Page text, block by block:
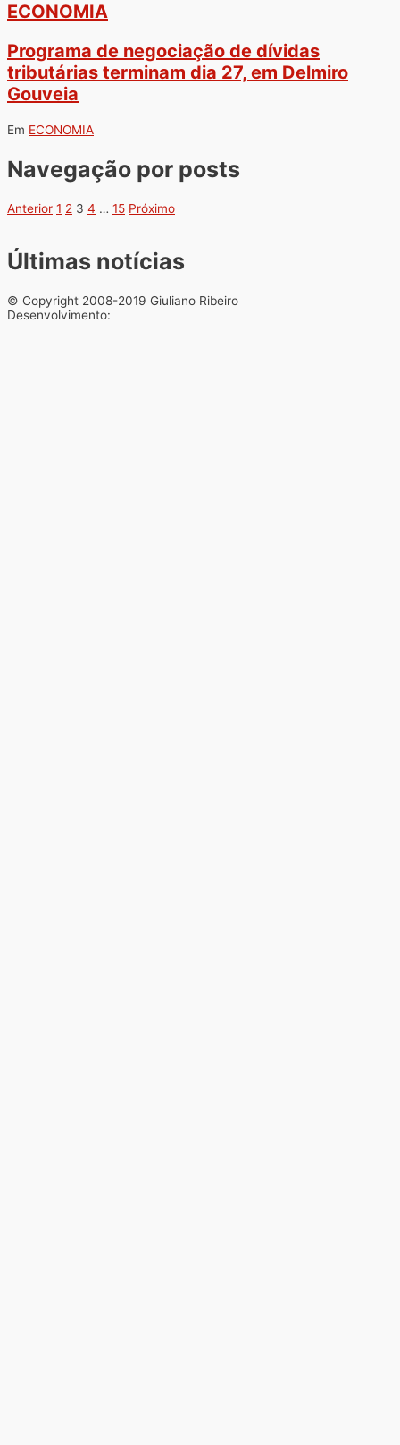
ECONOMIA
Programa de negociação de dívidas
tributárias terminam dia 27, em Delmiro
Gouveia
Em ECONOMIA
Navegação por posts
Anterior 1 2 3 4 … 15 Próximo
Últimas notícias
© Copyright 2008-2019 Giuliano Ribeiro
Desenvolvimento: